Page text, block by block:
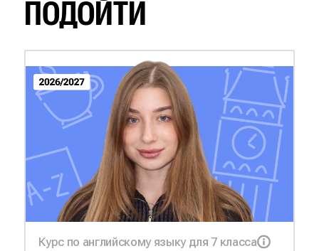
ПОДОЙТИ
Курс по английскому языку для 7 класса